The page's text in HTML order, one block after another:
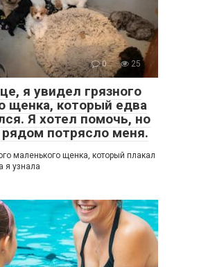
0 25
я увидел грязного
щенка, который едва
Я хотел помочь, но
потрясло меня.
маленького щенка, который плакал
я узнала